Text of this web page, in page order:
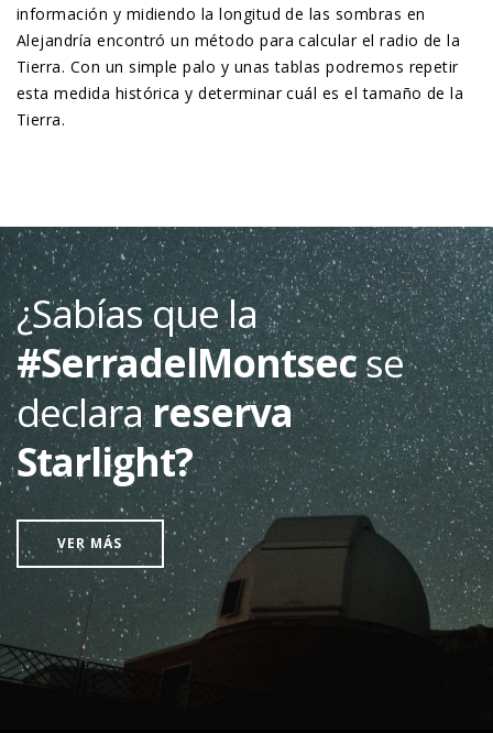
información y midiendo la longitud de las sombras en
Alejandría encontró un método para calcular el radio de la
Tierra. Con un simple palo y unas tablas podremos repetir
esta medida histórica y determinar cuál es el tamaño de la
Tierra.
¿Sabías que la
#SerradelMontsecse
declarareserva
Starlight?
VER MÁS